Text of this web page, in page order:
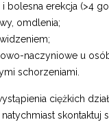
i bolesna erekcja (>4
omdlenia;
naczyniowe u
schorzeniami.
ciężkich
skontaktuj